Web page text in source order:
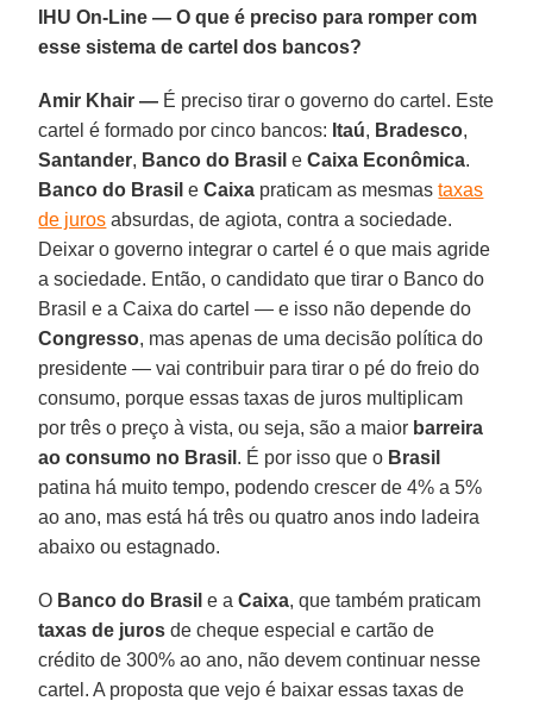
IHU On-Line — O que é preciso para romper com
esse sistema de cartel dos bancos?
Amir Khair — É preciso tirar o governo do cartel. Este
cartel é formado por cinco bancos: Itaú, Bradesco,
Santander, Banco do Brasil eCaixa Econômica.
Banco do Brasil eCaixa praticam as mesmastaxas
de juros absurdas, de agiota, contra a sociedade.
Deixar o governo integrar o cartel é o que mais agride
a sociedade. Então, o candidato que tirar o Banco do
Brasil e a Caixa do cartel — e isso não depende do
Congresso, mas apenas de uma decisão política do
presidente — vai contribuir para tirar o pé do freio do
consumo, porque essas taxas de juros multiplicam
por três o preço à vista, ou seja, são a maior barreira
ao consumo no Brasil . É por isso que o Brasil
patina há muito tempo, podendo crescer de 4% a 5%
ao ano, mas está há três ou quatro anos indo ladeira
abaixo ou estagnado.
O Banco do Brasil e aCaixa, que também praticam
taxas de juros de cheque especial e cartão de
crédito de 300% ao ano, não devem continuar nesse
cartel. A proposta que vejo é baixar essas taxas de